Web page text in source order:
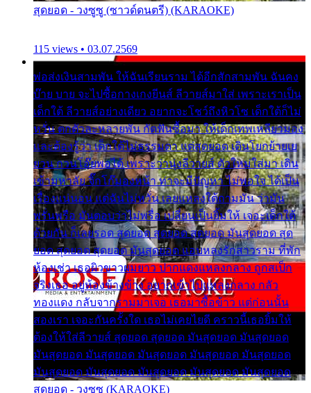
สุดยอด - วงซูซู (ซาวด์ดนตรี) (KARAOKE)
115 views • 03.07.2569
พ่อส่งเงินสามพัน ให้ฉันเรียนราม ได้อีกสักสามพัน ฉันคง
บ๊าย บาย จะไปซื้อกางเกงยีนส์ ลีวายส์มาใส่ เพราะเราเป็น
เด็กใต้ ลีวายส์อย่างเดียว อยากจะโชว์ถึงหิวโซ เด็กใต้ก็ไม่
หวั่น ตกตัวละหลายพัน กัดฟันซื้อมา ให้เด็กเทพเหลียวมอง
และต้องรู้ว่า เด็กใต้ไม่ธรรมดา แต่สุดยอด เดินโยกย้ายเย
ยวน กวนโอ๊ยพอได้ เพราะว่านุ่งลีวายส์ ตัวใหม่ใส่มา เดิน
เข้ามหาลัย จิ๊กโก๊มองหน้า ท่าจะมีปัญหา ไม่พอใจ ได้เป็น
เรื่องแน่นอน แต่ฉันไม่หวั่น เลยแหลงใต้ถามมัน ว่ามัน
พรั่นพรือ มันตอบว่าไม่พรื่อ เปลี่ยนเป็นยิ้มให้ เจอะเด็กใต้
ด้วยกัน ก็เลยรอด สุดยอด สุดยอด สุดยอด มันสุดยอด สุด
ยอด สุดยอด สุดยอด มันสุดยอด แอบหลงรักสาวราม ที่พัก
ห้องเช่า เธอผิวขาวผมยาว ปากแดงแหลงกลาง ถูกสเป็ก
จริงเธอ อยู่ห้องข้างข้าง อยากเข้าไปแหลงกลาง กลัว
ทองแดง กลับจากรามมาเจอ เธอมาซื้อข้าว แต่ก่อนนั้น
สองเรา เจอะกันครั้งใด เธอไม่เคยไยดี คราวนี้เธอยิ้มให้
ต้องให้ใส่ลีวายส์ สุดยอด สุดยอด มันสุดยอด มันสุดยอด
มันสุดยอด มันสุดยอด มันสุดยอด มันสุดยอด มันสุดยอด
มันสุดยอด มันสุดยอด มันสุดยอด มันสุดยอด มันสุดยอด
สุดยอด - วงซูซู (KARAOKE)